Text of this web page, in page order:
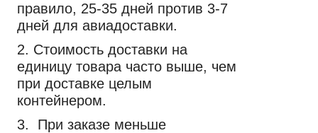
правило, 25-35 дней против 3-7
дней для авиадоставки.
2. Стоимость доставки на
единицу товара часто выше, чем
при доставке целым
контейнером.
3. При заказе меньше